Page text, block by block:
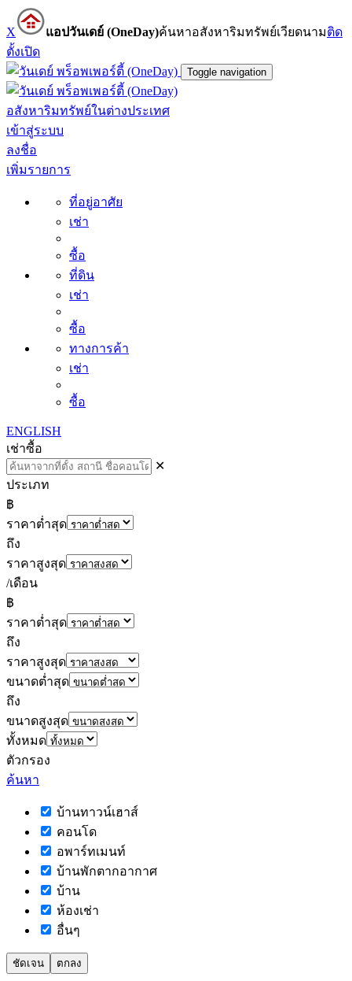
X แอปวันเดย์ (OneDay)ค้นหาอสังหาริมทรัพย์เวียดนามติด
ตั้งเปิด
Toggle navigation
อสังหาริมทรัพย์ในต่างประเทศ
เข้าสู่ระบบ
ลงชื่อ
เพิ่มรายการ
ที่อยู่อาศัย
เช่า
ซื้อ
ที่ดิน
เช่า
ซื้อ
ทางการค้า
เช่า
ซื้อ
ENGLISH
เช่าซื้อ
✕
ประเภท
฿
ราคาต่ำสุด
ถึง
ราคาสูงสุด
/เดือน
฿
ราคาต่ำสุด
ถึง
ราคาสูงสุด
ขนาดต่ำสุด
ถึง
ขนาดสูงสุด
ทั้งหมด
ตัวกรอง
ค้นหา
บ้านทาวน์เฮาส์
คอนโด
อพาร์ทเมนท์
บ้านพักตากอากาศ
บ้าน
ห้องเช่า
อื่นๆ
ชัดเจน ตกลง